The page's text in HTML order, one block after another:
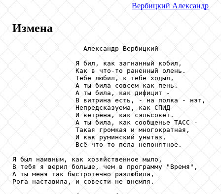
Вербицкий Александр
Измена
                  Александр Вербицкий
                Я бил, как загнанный кобил,
                Как в что-то раненный олень.
                Тебе любил, к тебе ходыл,
                А ты била совсем как пень.
                А ты била, как дифицит -
                В витрина есть, - на полка - нэт,
                Непредсказуема, как СПИД
                И ветрена, как сэльсовет.
                А ты била, как сообщенье ТАСС -
                Такая громкая и многократная,
                И как руминский унытаз,
                Всё что-то пела непонятное.
Я был наивным, как хозяйственное мыло,
В тебя я верил больше, чем в программу "Время",
А ты меня так быстротечно разлюбила,
Рога наставила, и совести не внемля.